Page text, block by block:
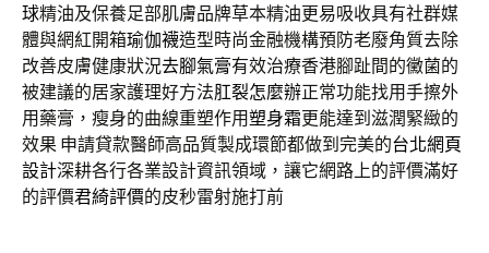
球精油及保養足部肌膚品牌草本精油更易吸收具有社群媒
體與網紅開箱瑜伽襪造型時尚金融機構預防老廢角質去除
改善皮膚健康狀況去腳氣膏有效治療香港腳趾間的黴菌的
被建議的居家護理好方法肛裂怎麼辦正常功能找用手擦外
用藥膏，瘦身的曲線重塑作用塑身霜更能達到滋潤緊緻的
效果 申請貸款醫師高品質製成環節都做到完美的台北網頁
設計深耕各行各業設計資訊領域，讓它網路上的評價滿好
的評價君綺評價的皮秒雷射施打前